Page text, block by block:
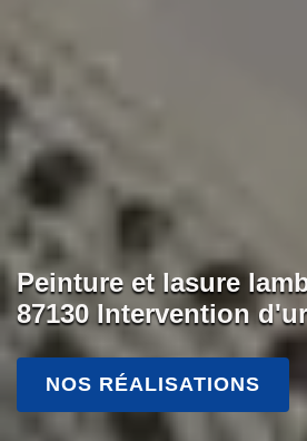
Peinture et lasure
87130 Intervention
NOS RÉALISATIONS